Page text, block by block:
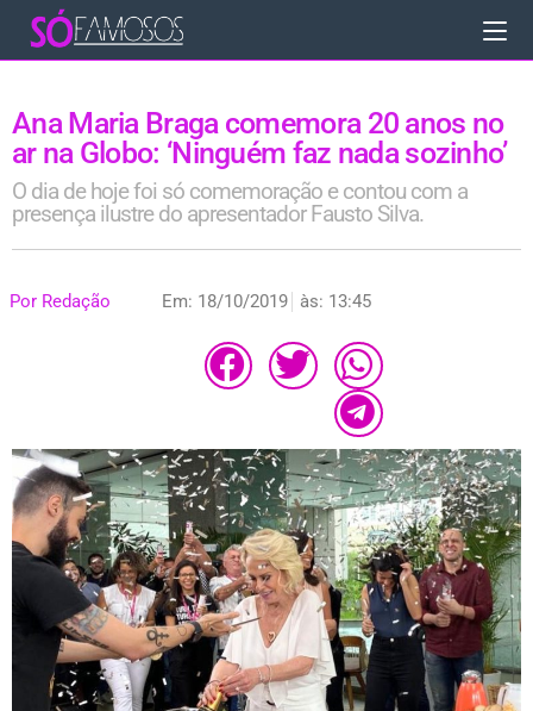
Ana Maria Braga comemora 20 anos no
ar na Globo: ‘Ninguém faz nada sozinho’
O dia de hoje foi só comemoração e contou com a
presença ilustre do apresentador Fausto Silva.
Por Redação Em: 18/10/2019 às: 13:45